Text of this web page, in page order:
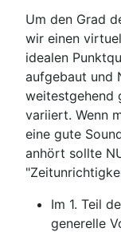
Um den Grad
wir einen
idealen
aufgebaut und
weitestgehend
variiert. Wenn
eine gute
anhört sollte
Im 1. Teil
generelle